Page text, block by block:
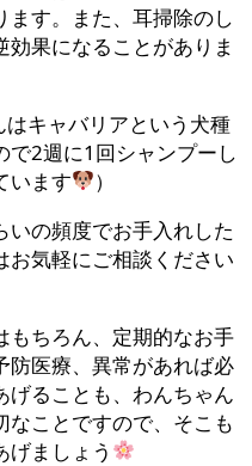
ます。また、耳掃除のし
果になることがありま
はキャバリアという犬種
で2週に1回シャンプーし
います
）
いの頻度でお手入れした
お気軽にご相談ください
もちろん、定期的なお手
防医療、異常があれば必
げることも、わんちゃん
なことですので、そこも
げましょう